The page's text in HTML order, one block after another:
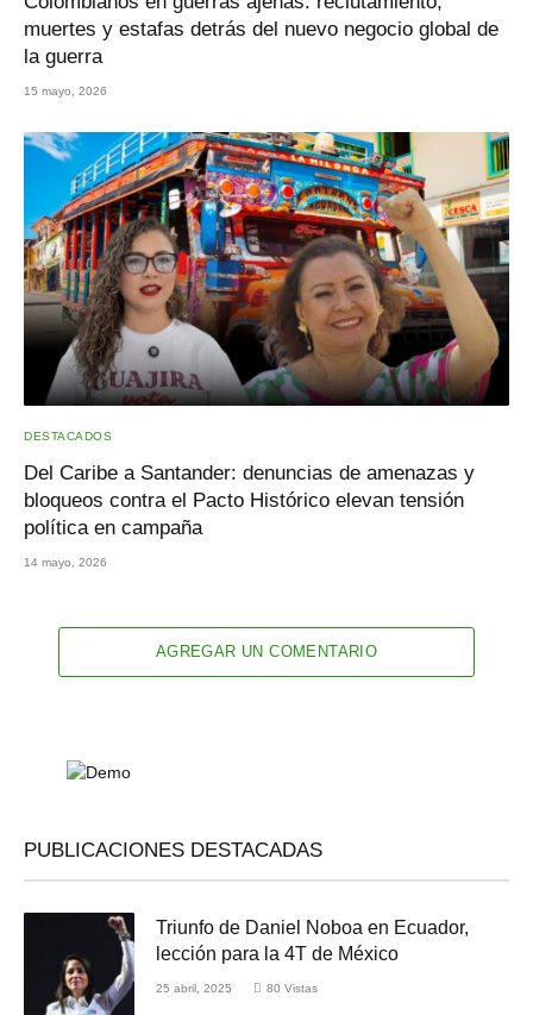
muertes y estafas detrás del nuevo negocio global de
la guerra
15 mayo, 2026
DESTACADOS
Del Caribe a Santander: denuncias de amenazas y
bloqueos contra el Pacto Histórico elevan tensión
política en campaña
14 mayo, 2026
AGREGAR UN COMENTARIO
PUBLICACIONES DESTACADAS
Triunfo de Daniel Noboa en Ecuador,
lección para la 4T de México
25 abril, 2025 80 Vistas